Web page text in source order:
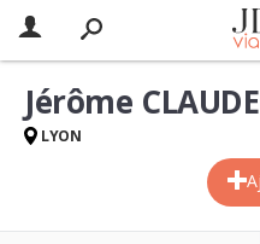
Jérôme
LYON